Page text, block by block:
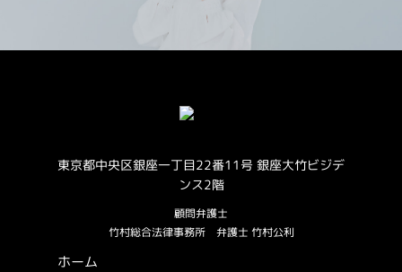
東京都中央区銀座一丁目22番11号 銀座大竹ビジデ
ンス2階
顧問弁護士
竹村総合法律事務所 弁護士 竹村公利
ホーム